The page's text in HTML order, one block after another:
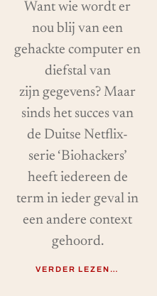
Want wie wordt er
nou blij van een
gehackte computer en
diefstal van
zijn gegevens? Maar
sinds het succes van
de Duitse Netflix-
serie ‘Biohackers’
heeft iedereen de
term in ieder geval in
een andere context
gehoord.
VERDER LEZEN…